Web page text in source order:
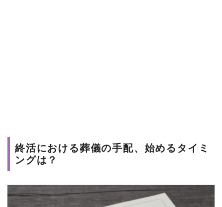
終活における葬儀の手配、始めるタイミ
ングは？